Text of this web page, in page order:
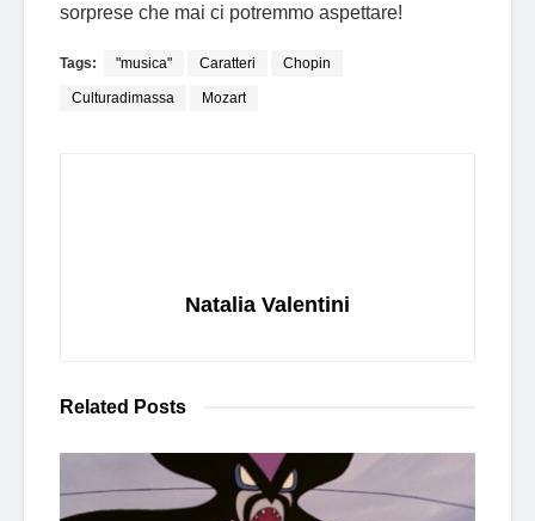
sorprese che mai ci potremmo aspettare!
Tags: "musica" Caratteri Chopin
Culturadimassa Mozart
Natalia Valentini
Related Posts